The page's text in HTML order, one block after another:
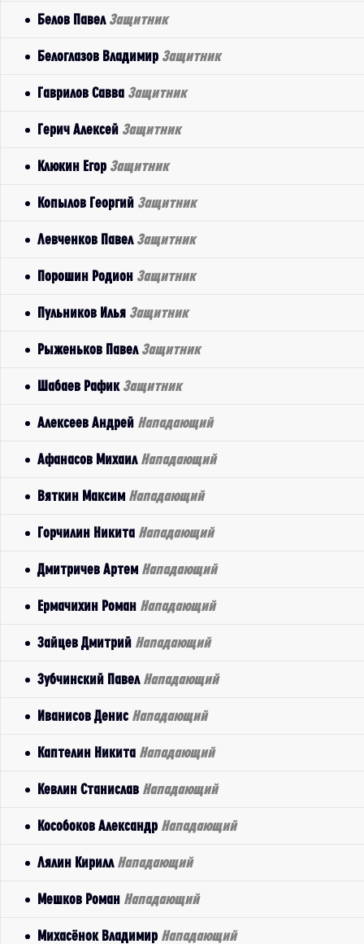
Белов Павел Защитник
Белоглазов Владимир Защитник
Гаврилов Савва Защитник
Герич Алексей Защитник
Клюкин Егор Защитник
Копылов Георгий Защитник
Левченков Павел Защитник
Порошин Родион Защитник
Пульников Илья Защитник
Рыженьков Павел Защитник
Шабаев Рафик Защитник
Алексеев Андрей Нападающий
Афанасов Михаил Нападающий
Вяткин Максим Нападающий
Горчилин Никита Нападающий
Дмитричев Артем Нападающий
Ермачихин Роман Нападающий
Зайцев Дмитрий Нападающий
Зубчинский Павел Нападающий
Иванисов Денис Нападающий
Каптелин Никита Нападающий
Кевлин Станислав Нападающий
Кособоков Александр Нападающий
Лялин Кирилл Нападающий
Мешков Роман Нападающий
Михасёнок Владимир Нападающий